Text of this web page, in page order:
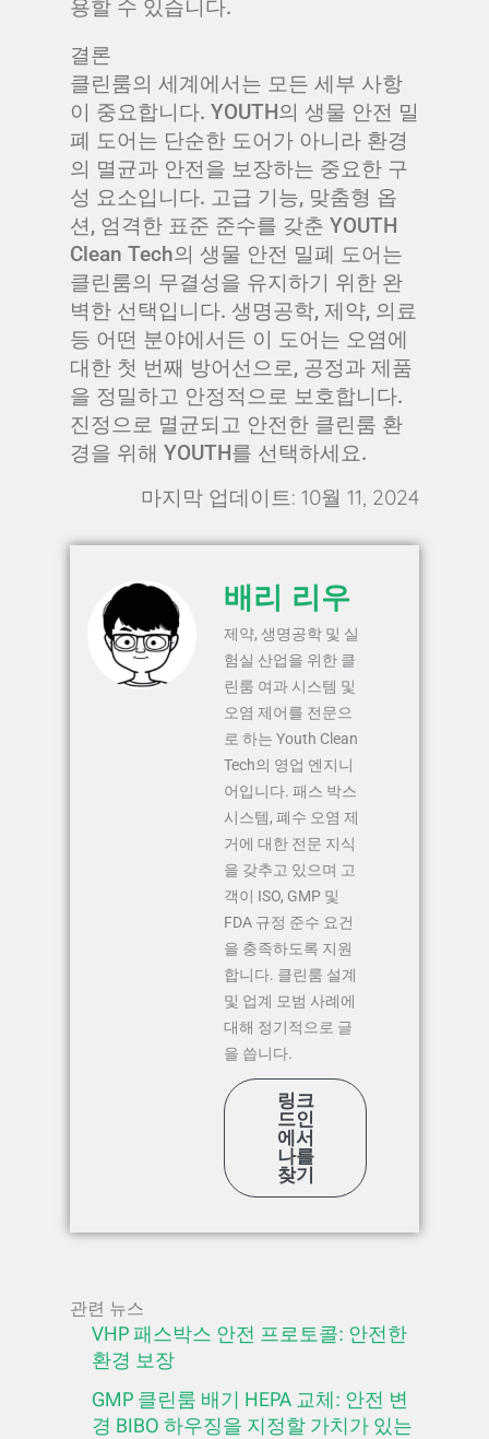
용할 수 있습니다.
결론
클린룸의 세계에서는 모든 세부 사항
이 중요합니다. YOUTH의 생물 안전 밀
폐 도어는 단순한 도어가 아니라 환경
의 멸균과 안전을 보장하는 중요한 구
성 요소입니다. 고급 기능, 맞춤형 옵
션, 엄격한 표준 준수를 갖춘 YOUTH
Clean Tech의 생물 안전 밀폐 도어는
클린룸의 무결성을 유지하기 위한 완
벽한 선택입니다. 생명공학, 제약, 의료
등 어떤 분야에서든 이 도어는 오염에
대한 첫 번째 방어선으로, 공정과 제품
을 정밀하고 안정적으로 보호합니다.
진정으로 멸균되고 안전한 클린룸 환
경을 위해 YOUTH를 선택하세요.
마지막 업데이트: 10월 11, 2024
배리 리우
제약, 생명공학 및 실
험실 산업을 위한 클
린룸 여과 시스템 및
오염 제어를 전문으
로 하는 Youth Clean
Tech의 영업 엔지니
어입니다. 패스 박스
시스템, 폐수 오염 제
거에 대한 전문 지식
을 갖추고 있으며 고
객이 ISO, GMP 및
FDA 규정 준수 요건
을 충족하도록 지원
합니다. 클린룸 설계
및 업계 모범 사례에
대해 정기적으로 글
을 씁니다.
링크
드인
에서
나를
찾기
관련 뉴스
VHP 패스박스 안전 프로토콜: 안전한
환경 보장
GMP 클린룸 배기 HEPA 교체: 안전 변
경 BIBO 하우징을 지정할 가치가 있는